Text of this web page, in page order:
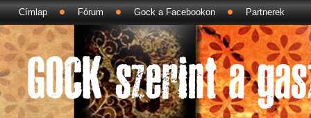
Címlap Fórum Gock a Facebookon Partnerek